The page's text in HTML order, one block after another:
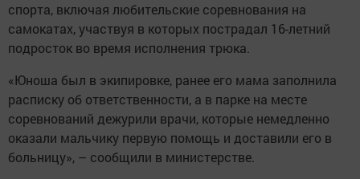
спорта, включая любительские соревнования на
самокатах, участвуя в которых пострадал 16-летний
подросток во время исполнения трюка.
«Юноша был в экипировке, ранее его мама заполнила
расписку об ответственности, а в парке на месте
соревнований дежурили врачи, которые немедленно
оказали мальчику первую помощь и доставили его в
больницу», – сообщили в министерстве.